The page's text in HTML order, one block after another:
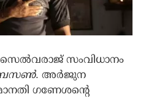
സംവിധാനം
. അര്‍ജുന
ഗണേശന്റെ